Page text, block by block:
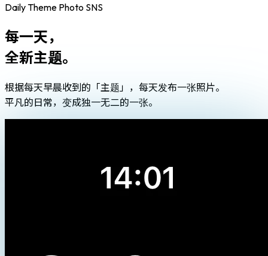
Daily Theme Photo SNS
每一天，
全新主题。
根据每天早晨收到的「主题」，每天发布一张照片。
平凡的日常，变成独一无二的一张。